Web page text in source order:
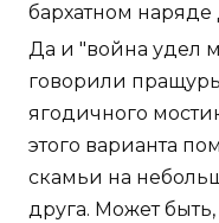
бархатном наряде
Да и "война удел
говорили
ягодичного
этого варианта
скамьи на
друга. Может